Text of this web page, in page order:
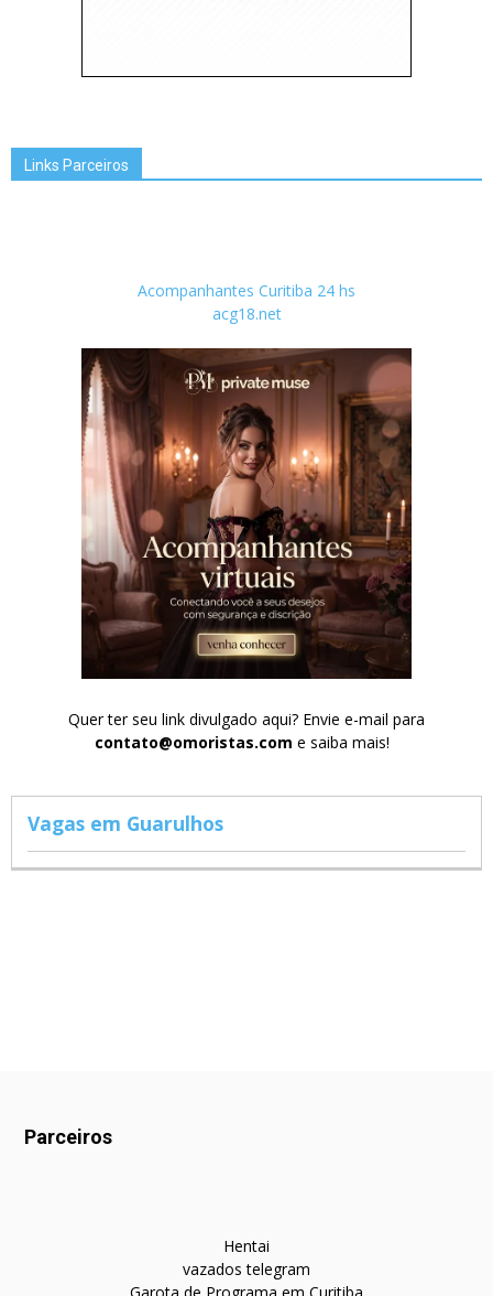
Links Parceiros
Acompanhantes Curitiba 24 hs
acg18.net
Quer ter seu link divulgado aqui? Envie e-mail para
contato@omoristas.com e saiba mais!
Vagas em Guarulhos
Parceiros
Hentai
vazados telegram